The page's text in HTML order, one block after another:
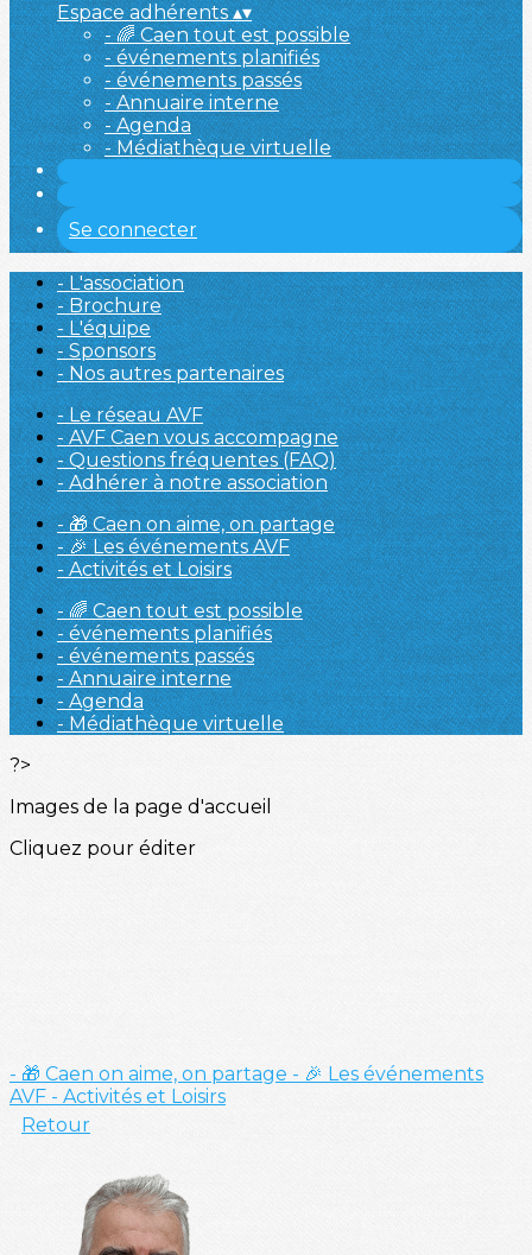
Espace adhérents▴▾
- 🌈 Caen tout est possible
- événements planifiés
- événements passés
- Annuaire interne
- Agenda
- Médiathèque virtuelle
Se connecter
- L'association
- Brochure
- L'équipe
- Sponsors
- Nos autres partenaires
- Le réseau AVF
- AVF Caen vous accompagne
- Questions fréquentes (FAQ)
- Adhérer à notre association
- 🎁 Caen on aime, on partage
- 🎉 Les événements AVF
- Activités et Loisirs
- 🌈 Caen tout est possible
- événements planifiés
- événements passés
- Annuaire interne
- Agenda
- Médiathèque virtuelle
?>
Images de la page d'accueil
Cliquez pour éditer
- 🎁 Caen on aime, on partage - 🎉 Les événements
AVF - Activités et Loisirs
Retour